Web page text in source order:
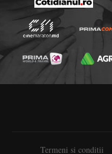
Termeni si conditii